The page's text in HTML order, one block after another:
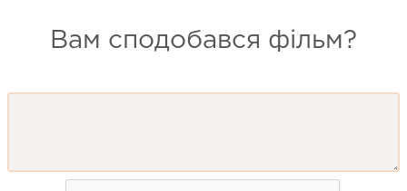
Вам сподобався фільм?